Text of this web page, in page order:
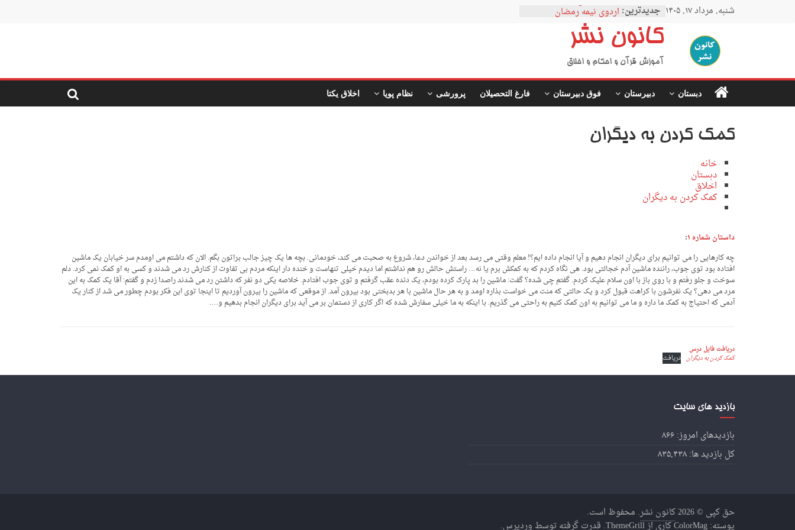
شنبه, مرداد ۱۷, ۱۴۰۵ جدیدترین: اردوی نیمه رمضان
اردوی نیمه شعبان
اردوی غدیر
اردوی محرم
کانون نشر
آموزش قرآن و احکام و اخلاق
دبستان دبیرستان فوق دبیرستان فارغ التحصیلان پرورشی نظام پویا اخلاق یکتا
کمک کردن به دیگران
خانه
دبستان
اخلاق
کمک کردن به دیگران
داستان شماره ۱ :
چه کارهایی را می توانیم برای دیگران انجام دهیم و آیا انجام داده ایم؟! معلم وقتی می رسد بعد از خواندن دعا، شروع به صحبت می کند، خودمانی. بچه ها یک چیز جالب براتون بگم. الان که داشتم می اومدم سر خیابان یک ماشین
افتاده بود توی جوب، راننده ماشین آدم خجالتی بود. هی نگاه کردم که به کمکش برم یا نه… راستش حالش رو هم نداشتم اما دیدم خیلی تنهاست و خنده دار اینکه مردم بی تفاوت از کنارش رد می شدند و کسی به او کمک نمی کرد. دلم
سوخت و جلو رفتم و با روی باز با اون سلام علیک کردم. گفتم چی شده؟ گفت: ماشین را بد پارک کرده بودم، یک دنده عقب گرفتم و توی جوب افتادم. خلاصه یکی دو نفر که داشتن رد می شدند راصدا زدم و گفتم: آقا یک کمک به این
مرد می دهی؟ یک نفرشون با کراهت قبول کرد و یک حالتی که منت می خواست بذاره اومد و به هر حال ماشین با هر بدبختی بود بیرون آمد. از موقعی که ماشین را بیرون آوردیم تا اینجا توی این فکر بودم چطور می شد از کنار یک
آدمی که احتیاج به کمک ما داره و ما می توانیم به اون کمک کنیم به راحتی می گذریم. با اینکه به ما خیلی سفارش شده که اگر کاری از دستمان بر می آید برای دیگران انجام بدهیم و….
دریافت فایل درس
کمک کردن به دیگران دریافت
بازدید های سایت
بازدیدهای امروز:۸۶۶
کل بازدید ها:۸۳۵,۴۳۸
حق کپی © 2026 کانون نشر. محفوظ است.
پوسته:ColorMagکاری از ThemeGrill. قدرت گرفته توسط وردپرس.